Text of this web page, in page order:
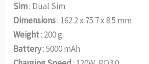
Sim: Dual Sim
Dimensions: 162.2 x 75.7 x 8.5 mm
Weight: 200 g
Battery: 5000 mAh